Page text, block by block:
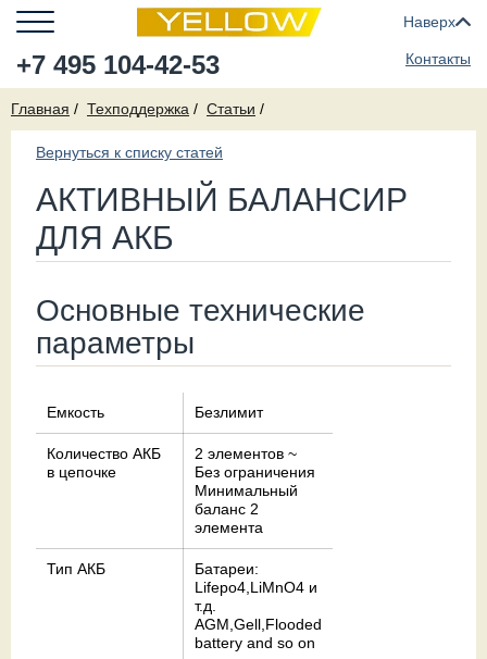
+7 495 104-42-53
Наверх
Контакты
Главная Техподдержка Статьи
Вернуться к списку статей
АКТИВНЫЙ БАЛАНСИР
ДЛЯ АКБ
Основные технические
параметры
Емкость Безлимит
Количество АКБ
в цепочке
2 элементов ~
Без ограничения
Минимальный
баланс 2
элемента
Тип АКБ
Батареи:
Lifepo4,LiMnO4 и
т.д.
AGM,Gell,Flooded
battery and so on